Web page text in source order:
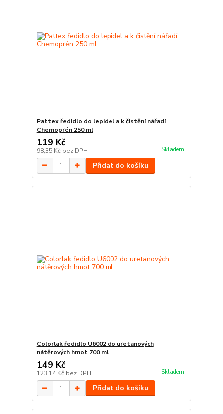
Pattex ředidlo do lepidel a k čistění nářadí
Chemoprén 250 ml
119 Kč
98,35 Kč bez DPH Skladem
Přidat do košíku
Colorlak ředidlo U6002 do uretanových
nátěrových hmot 700 ml
149 Kč
123,14 Kč bez DPH Skladem
Přidat do košíku